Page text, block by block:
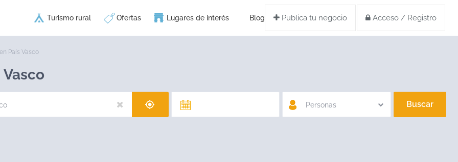
Publica tu negocio Acceso / Registro
Turismo rural Ofertas Lugares de interés Blog
País Vasco
Vasco
Personas Buscar